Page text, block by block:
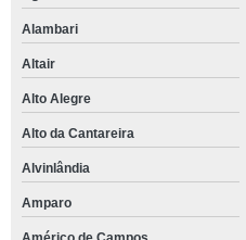
Alambari
Altair
Alto Alegre
Alto da Cantareira
Alvinlândia
Amparo